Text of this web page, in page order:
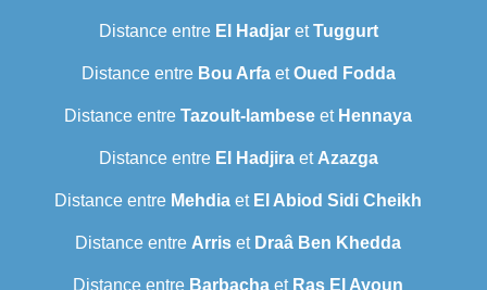
Distance entre El HadjaretTuggurt
Distance entre Bou ArfaetOued Fodda
Distance entre Tazoult-lambese et Hennaya
Distance entre El Hadjiraet Azazga
Distance entre Mehdia et El Abiod Sidi Cheikh
Distance entre Arris et Draâ Ben Khedda
Distance entre Barbacha et Ras El Ayoun